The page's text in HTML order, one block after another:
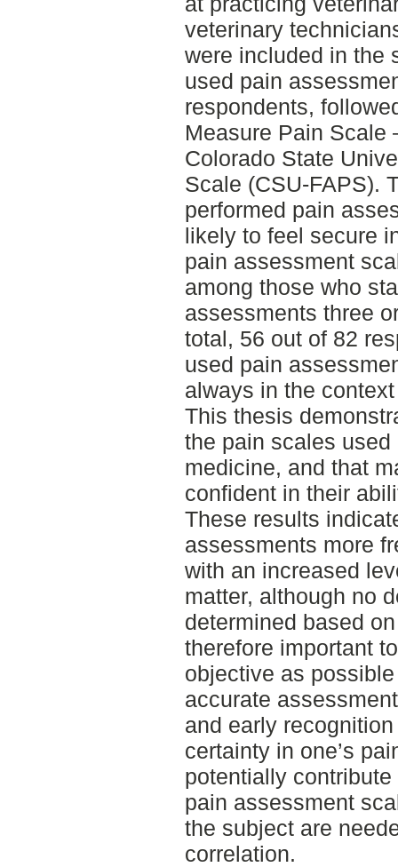
veterinary
were included in the
used pain
respondents,
Measure Pain Scale
Colorado State
Scale (CSU-FAPS).
performed pain
likely to feel secure
pain assessment
among those who
assessments three
total, 56 out of 82
used pain
always in the
This thesis
the pain scales
medicine, and that
confident in their
These results
assessments more
with an increased
matter, although no
determined based
therefore important
objective as
accurate
and early
certainty in one’s
potentially
pain assessment
the subject are
correlation.